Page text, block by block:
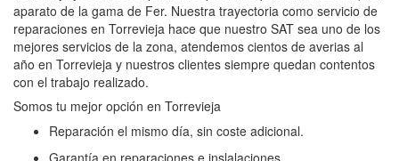
aparato de la gama de Fer. Nuestra trayectoria como servicio de
reparaciones en Torrevieja hace que nuestro SAT sea uno de los
mejores servicios de la zona, atendemos cientos de averias al
año en Torrevieja y nuestros clientes siempre quedan contentos
con el trabajo realizado.
Somos tu mejor opción en Torrevieja
Reparación el mismo día, sin coste adicional.
Garantía en reparaciones e inslalaciones.